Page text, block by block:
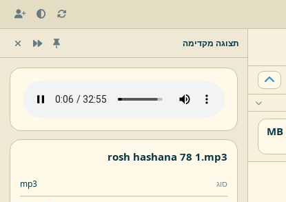
תצוגה מקדימה
rosh hashana 78 1.mp3
סוג mp3